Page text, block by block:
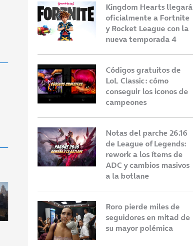
Kingdom Hearts llegará
oficialmente a Fortnite
y Rocket League con la
nueva temporada 4
Códigos gratuitos de
LoL Classic: cómo
conseguir los iconos de
campeones
Notas del parche 26.16
de League of Legends:
rework a los ítems de
ADC y cambios masivos
a la botlane
Roro pierde miles de
seguidores en mitad de
su mayor polémica